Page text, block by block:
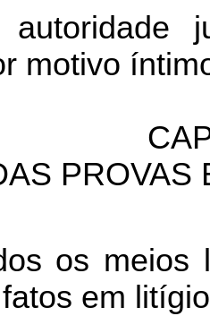
autoridade
motivo
PROVAS
os meios
em